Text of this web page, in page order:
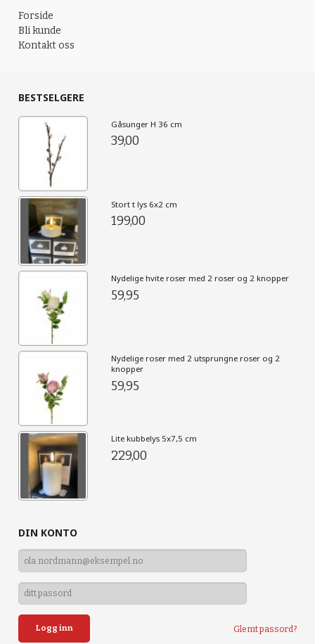
Forside
Bli kunde
Kontakt oss
BESTSELGERE
Gåsunger H 36 cm
39,00
Stort t lys 6x2 cm
199,00
Nydelige hvite roser med 2 roser og 2 knopper
59,95
Nydelige roser med 2 utsprungne roser og 2
knopper
59,95
Lite kubbelys 5x7,5 cm
229,00
DIN KONTO
Glemt passord?